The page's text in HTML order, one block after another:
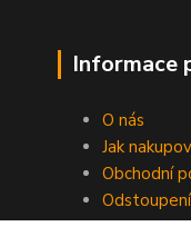
Informace
O nás
Jak
Obchodní